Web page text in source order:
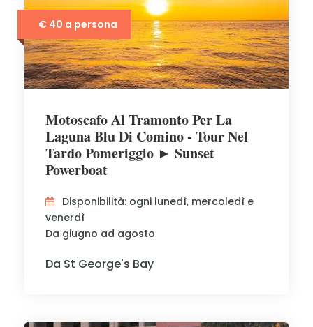
€ 40 a persona
Motoscafo Al Tramonto Per La
Laguna Blu Di Comino - Tour Nel
Tardo Pomeriggio ► Sunset
Powerboat
Disponibilità: ogni lunedì, mercoledì e
venerdì
Da giugno ad agosto
Da St George's Bay